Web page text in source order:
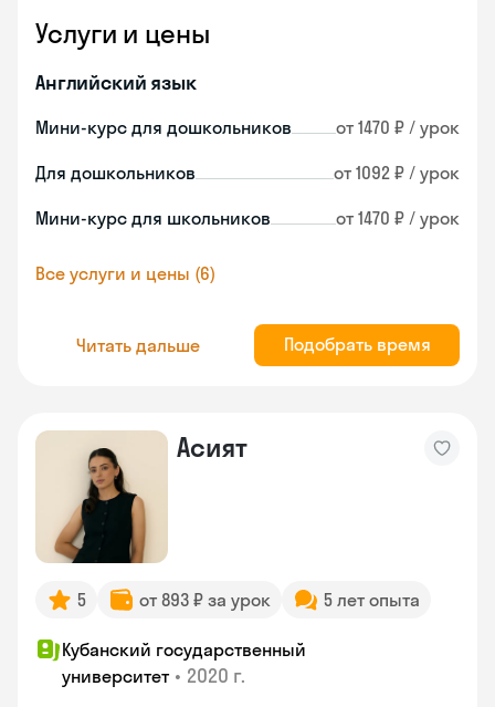
Услуги и цены
Английский язык
Мини-курс для дошкольников от 1470 ₽ / урок
Для дошкольников от 1092 ₽ / урок
Мини-курс для школьников от 1470 ₽ / урок
Все услуги и цены (6)
Читать дальше Подобрать время
Асият
5 от 893 ₽ за урок 5 лет опыта
Кубанский государственный
университет • 2020 г.